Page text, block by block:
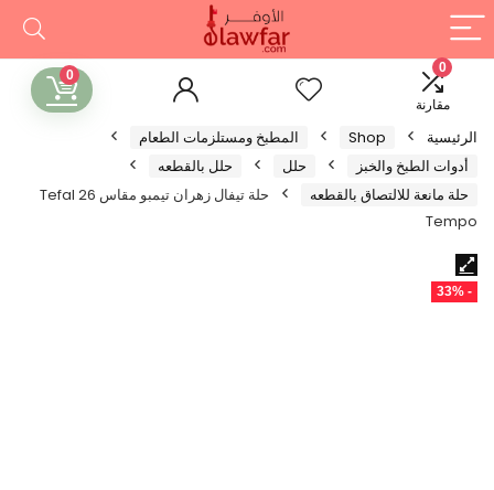
0
مقارنة
0
الرئيسية Shop
المطبخ ومستلزمات الطعام
أدوات الطبخ والخبز
حلل
حلل بالقطعه
حلة مانعة للالتصاق بالقطعه
حلة تيفال زهران تيمبو مقاس 26 Tefal
Tempo
- 33%